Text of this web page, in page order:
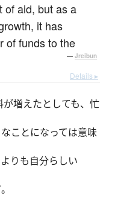
of aid, but as a
it has
of funds to the
— Jreibun
Details ▸
が増えたとしても、忙
ことになっては意味
よりも自分らしい